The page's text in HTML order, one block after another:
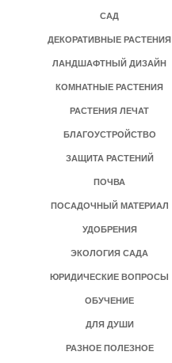
САД
ДЕКОРАТИВНЫЕ РАСТЕНИЯ
ЛАНДШАФТНЫЙ ДИЗАЙН
КОМНАТНЫЕ РАСТЕНИЯ
РАСТЕНИЯ ЛЕЧАТ
БЛАГОУСТРОЙСТВО
ЗАЩИТА РАСТЕНИЙ
ПОЧВА
ПОСАДОЧНЫЙ МАТЕРИАЛ
УДОБРЕНИЯ
ЭКОЛОГИЯ САДА
ЮРИДИЧЕСКИЕ ВОПРОСЫ
ОБУЧЕНИЕ
ДЛЯ ДУШИ
РАЗНОЕ ПОЛЕЗНОЕ